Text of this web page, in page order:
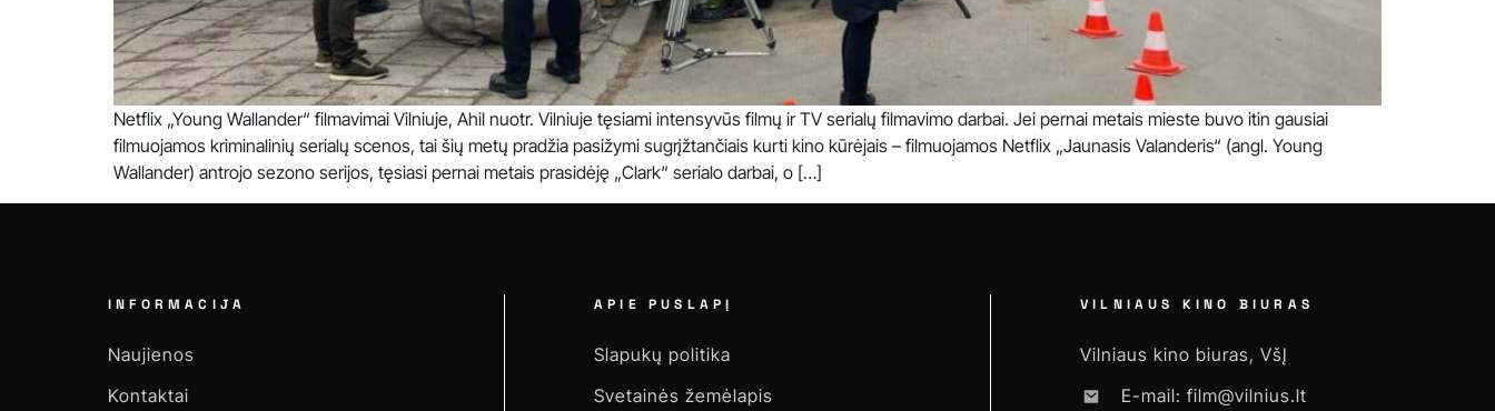
Netflix „Young Wallander“ filmavimai Vilniuje, Ahil nuotr. Vilniuje tęsiami intensyvūs filmų ir TV serialų filmavimo darbai. Jei pernai metais mieste buvo itin gausiai
filmuojamos kriminalinių serialų scenos, tai šių metų pradžia pasižymi sugrįžtančiais kurti kino kūrėjais – filmuojamos Netflix „Jaunasis Valanderis“ (angl. Young
Wallander) antrojo sezono serijos, tęsiasi pernai metais prasidėję „Clark“ serialo darbai, o […]
INFORMACIJA
Naujienos
Kontaktai
APIE PUSLAPĮ
Slapukų politika
Svetainės žemėlapis
VILNIAUS KINO BIURAS
Vilniaus kino biuras, VšĮ
E-mail: film@vilnius.lt